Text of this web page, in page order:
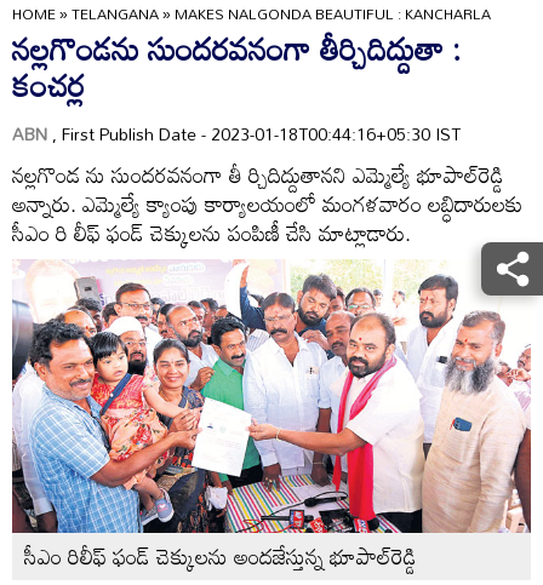
HOME»TELANGANA»MAKES NALGONDA BEAUTIFUL : KANCHARLA
నల్లగొండను సుందరవనంగా తీర్చిదిద్దుతా :
కంచర్ల
ABN, First Publish Date - 2023-01-18T00:44:16+05:30 IST
నల్లగొండ ను సుందరవనంగా తీ ర్చిదిద్దుతానని ఎమ్మెల్యే భూపాల్‌రెడ్డి
అన్నారు. ఎమ్మెల్యే క్యాంపు కార్యాలయంలో మంగళవారం లబ్ధిదారులకు
సీఎం రి లీఫ్‌ ఫండ్‌ చెక్కులను పంపిణీ చేసి మాట్లాడారు.
సీఎం రిలీఫ్‌ ఫండ్‌ చెక్కులను అందజేస్తున్న భూపాల్‌రెడ్డి